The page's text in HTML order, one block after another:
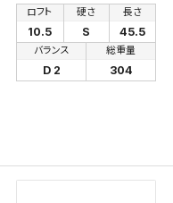
ロフト
10.5
硬さ
S
長さ
45.5
バランス
D 2
総重量
304